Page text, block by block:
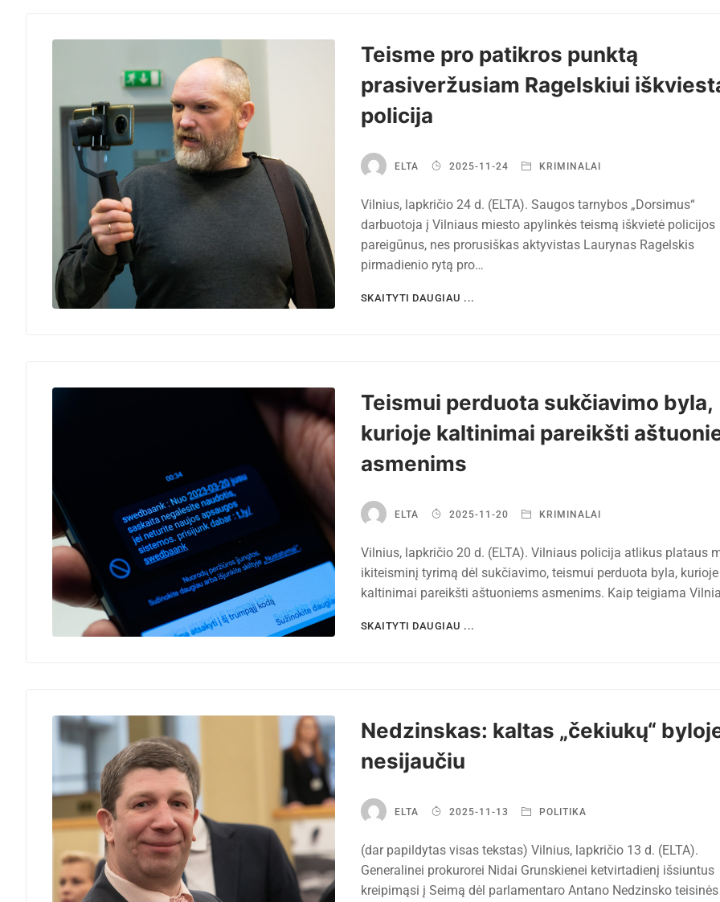
Teisme pro patikros punktą
prasiveržusiam Ragelskiui
policija
ELTA 2025-11-24 KRIMINALAI
Vilnius, lapkričio 24 d. (ELTA). Saugos tarnybos „Dorsimus“
darbuotoja į Vilniaus miesto apylinkės teismą iškvietė policijos
pareigūnus, nes prorusiškas aktyvistas Laurynas Ragelskis
pirmadienio rytą pro…
SKAITYTI DAUGIAU ...
Teismui perduota sukčiavimo byla,
kurioje kaltinimai pareikšti
asmenims
ELTA 2025-11-20 KRIMINALAI
Vilnius, lapkričio 20 d. (ELTA). Vilniaus policija atlikus plataus
ikiteisminį tyrimą dėl sukčiavimo, teismui perduota byla, kurioje
kaltinimai pareikšti aštuoniems asmenims. Kaip teigiama
SKAITYTI DAUGIAU ...
Nedzinskas: kaltas „čekiukų“
nesijaučiu
ELTA 2025-11-13 POLITIKA
(dar papildytas visas tekstas) Vilnius, lapkričio 13 d. (ELTA).
Generalinei prokurorei Nidai Grunskienei ketvirtadienį išsiuntus
kreipimąsi į Seimą dėl parlamentaro Antano Nedzinsko teisinės